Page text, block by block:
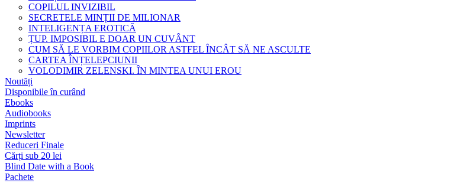
COPILUL INVIZIBIL
SECRETELE MINȚII DE MILIONAR
INTELIGENȚA EROTICĂ
ȚUP. IMPOSIBIL E DOAR UN CUVÂNT
CUM SĂ LE VORBIM COPIILOR ASTFEL ÎNCÂT SĂ NE ASCULTE
CARTEA ÎNȚELEPCIUNII
VOLODIMIR ZELENSKI. ÎN MINTEA UNUI EROU
Noutăți
Disponibile în curând
Ebooks
Audiobooks
Imprints
Newsletter
Reduceri Finale
Cărți sub 20 lei
Blind Date with a Book
Pachete